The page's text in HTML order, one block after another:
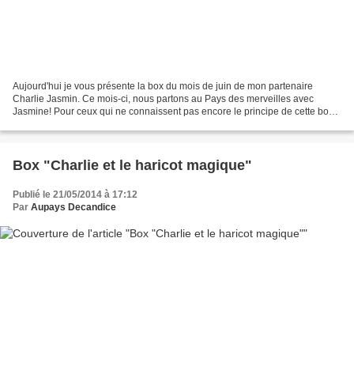
Aujourd'hui je vous présente la box du mois de juin de mon partenaire
Charlie Jasmin. Ce mois-ci, nous partons au Pays des merveilles avec
Jasmine! Pour ceux qui ne connaissent pas encore le principe de cette box,
Box "Charlie et le haricot magique"
Publié le 21/05/2014 à 17:12
Par Aupays Decandice